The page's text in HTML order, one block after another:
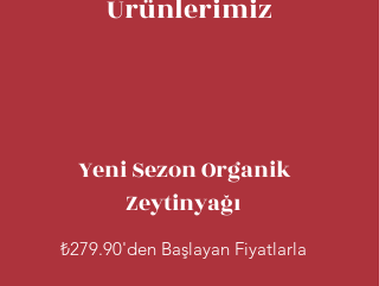
Ürünlerimiz
Yeni Sezon Organik
Zeytinyağı
₺279.90'den Başlayan Fiyatlarla